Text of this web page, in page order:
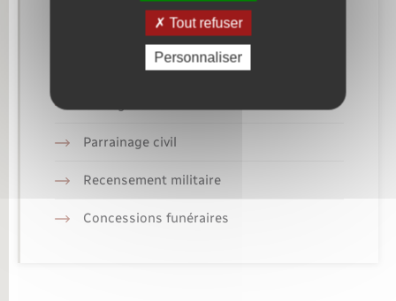
Elections et citoyenneté
Parrainage civil
Recensement militaire
Concessions funéraires
Tout refuser
Personnaliser